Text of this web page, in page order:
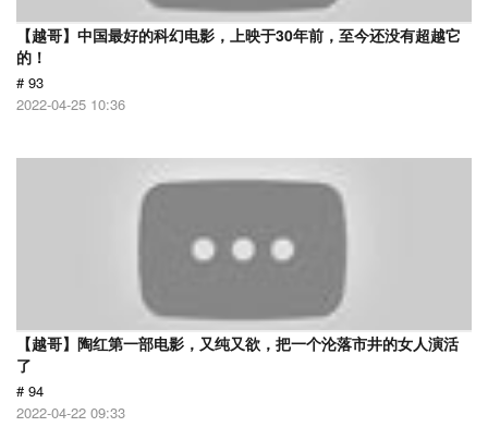
【越哥】中国最好的科幻电影，上映于30年前，至今还没有超越它
的！
# 93
2022-04-25 10:36
【越哥】陶红第一部电影，又纯又欲，把一个沦落市井的女人演活
了
# 94
2022-04-22 09:33